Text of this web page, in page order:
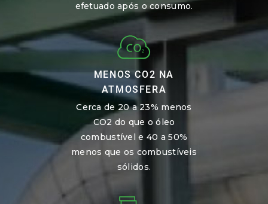
efetuado após o consumo.
MENOS CO2 NA
ATMOSFERA
Cerca de 20 a 23% menos
CO2 do que o óleo
combustível e 40 a 50%
menos que os combustíveis
sólidos.